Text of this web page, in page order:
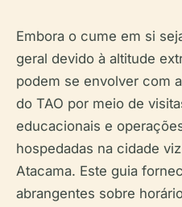
Embora o cume em si
geral devido à altitude
podem se envolver com
do TAO por meio de
educacionais e
hospedadas na cidade
Atacama. Este guia
abrangentes sobre